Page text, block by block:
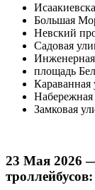
Большая
Невский
Садовая
площадь
Караванная
Замковая
23 Мая 2026
троллейбусов: